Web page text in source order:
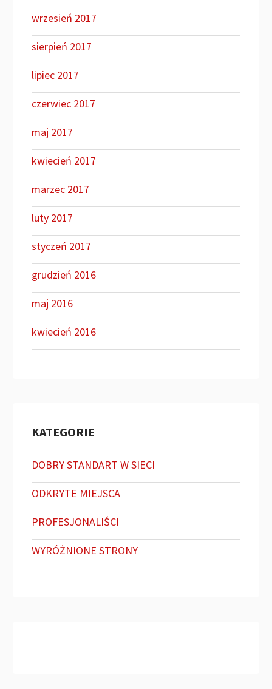
wrzesień 2017
sierpień 2017
lipiec 2017
czerwiec 2017
maj 2017
kwiecień 2017
marzec 2017
luty 2017
styczeń 2017
grudzień 2016
maj 2016
kwiecień 2016
KATEGORIE
DOBRY STANDART W SIECI
ODKRYTE MIEJSCA
PROFESJONALIŚCI
WYRÓŻNIONE STRONY